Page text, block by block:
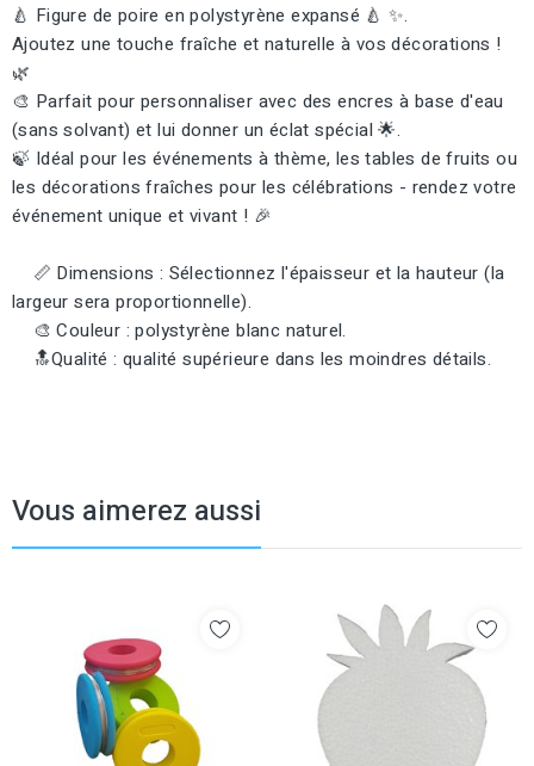
🍐 Figure de poire en polystyrène expansé 🍐 ✨.
Ajoutez une touche fraîche et naturelle à vos décorations !
🌿
🎨 Parfait pour personnaliser avec des encres à base d'eau
(sans solvant) et lui donner un éclat spécial 🌟.
🍃 Idéal pour les événements à thème, les tables de fruits ou
les décorations fraîches pour les célébrations - rendez votre
événement unique et vivant ! 🎉
📏 Dimensions : Sélectionnez l'épaisseur et la hauteur (la
largeur sera proportionnelle).
🎨 Couleur : polystyrène blanc naturel.
🔝Qualité : qualité supérieure dans les moindres détails.
Vous aimerez aussi